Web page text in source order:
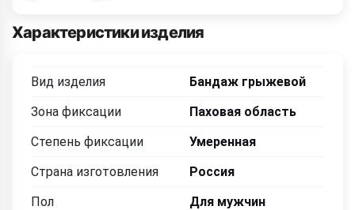
Характеристики изделия
Вид изделия
Бандаж грыжевой
Зона фиксации
Паховая область
Степень фиксации
Умеренная
Страна изготовления
Россия
Пол
Для мужчин